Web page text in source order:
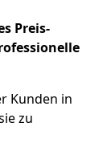
Preis-
Kunden in
zu